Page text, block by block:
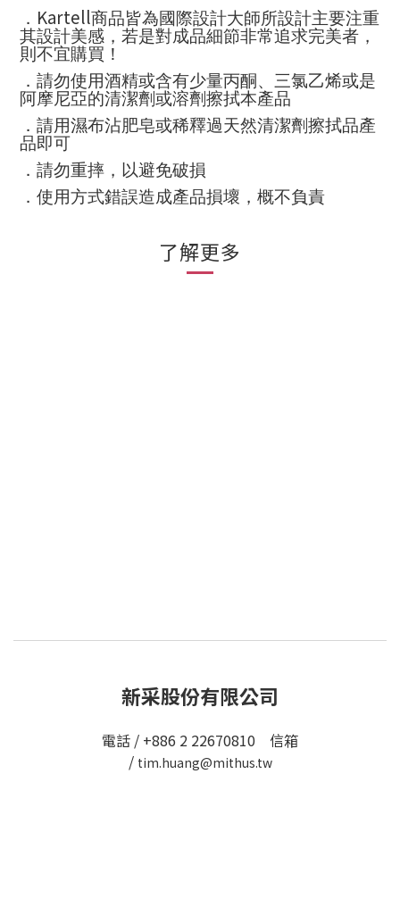
． Kartell商品皆為國際設計大師所設計主要注重
其設計美感，若是對成品細節非常追求完美者，
則不宜購買！
．請勿使用酒精或含有少量丙酮、三氯乙烯或是
阿摩尼亞的清潔劑或溶劑擦拭本產品
．請用濕布沾肥皂或稀釋過天然清潔劑擦拭品產
品即可
．請勿重摔，以避免破損
．使用方式錯誤造成產品損壞，概不負責
了解更多
新采股份有限公司
電話 / +886 2 22670810 信箱
/ tim.huang@mithus.tw